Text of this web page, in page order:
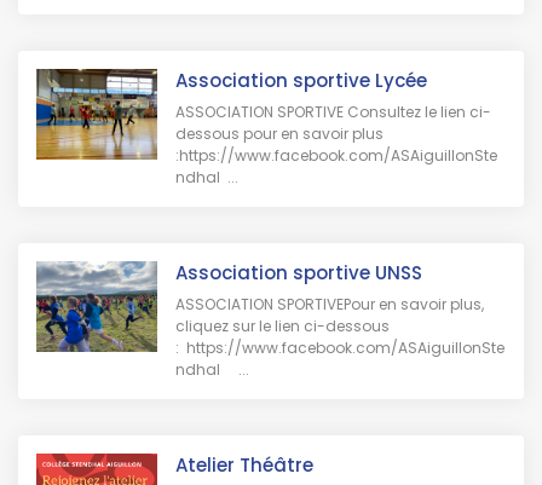
Association sportive Lycée
ASSOCIATION SPORTIVE Consultez le lien ci-
dessous pour en savoir plus
:https://www.facebook.com/ASAiguillonSte
ndhal ...
Association sportive UNSS
ASSOCIATION SPORTIVEPour en savoir plus,
cliquez sur le lien ci-dessous
: https://www.facebook.com/ASAiguillonSte
ndhal ...
Atelier Théâtre